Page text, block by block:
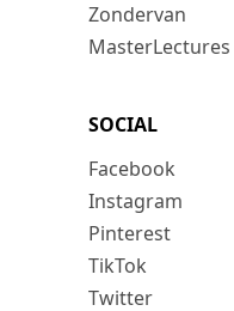
Zondervan
MasterLectures
SOCIAL
Facebook
Instagram
Pinterest
TikTok
Twitter